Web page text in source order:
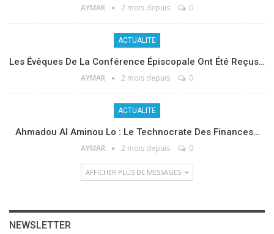
AYMAR 2 mois depuis 0
ACTUALITE
Les Évêques De La Conférence Épiscopale Ont Été Reçus…
AYMAR 2 mois depuis 0
ACTUALITE
Ahmadou Al Aminou Lo : Le Technocrate Des Finances…
AYMAR 2 mois depuis 0
AFFICHER PLUS DE MESSAGES
NEWSLETTER